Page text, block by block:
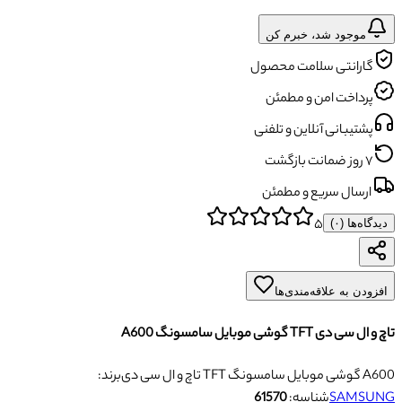
موجود شد، خبرم کن
گارانتی سلامت محصول
پرداخت امن و مطمئن
پشتیبانی آنلاین و تلفنی
۷ روز ضمانت بازگشت
ارسال سریع و مطمئن
دیدگاه‌ها (۰) ۵
افزودن به علاقه‌مندی‌ها
تاچ و ال سی دی TFT گوشی موبایل سامسونگ A600
تاچ و ال سی دی TFT گوشی موبایل سامسونگ A600
برند:
SAMSUNGشناسه:61570